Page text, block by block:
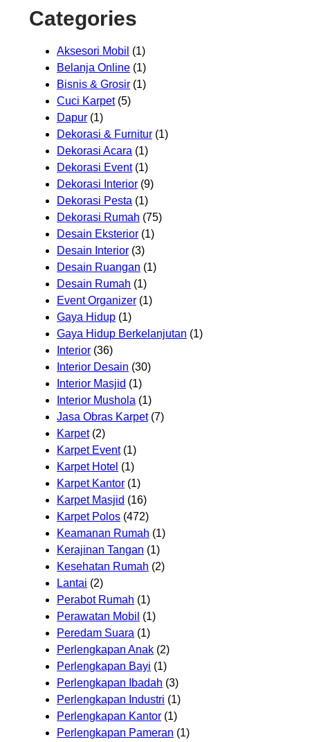
Categories
Aksesori Mobil (1)
Belanja Online (1)
Bisnis & Grosir (1)
Cuci Karpet(5)
Dapur (1)
Dekorasi & Furnitur (1)
Dekorasi Acara (1)
Dekorasi Event(1)
Dekorasi Interior (9)
Dekorasi Pesta (1)
Dekorasi Rumah (75)
Desain Eksterior (1)
Desain Interior (3)
Desain Ruangan (1)
Desain Rumah (1)
Event Organizer (1)
Gaya Hidup (1)
Gaya Hidup Berkelanjutan (1)
Interior (36)
Interior Desain (30)
Interior Masjid (1)
Interior Mushola (1)
Jasa Obras Karpet(7)
Karpet(2)
Karpet Event(1)
Karpet Hotel (1)
Karpet Kantor (1)
Karpet Masjid (16)
Karpet Polos (472)
Keamanan Rumah (1)
Kerajinan Tangan (1)
Kesehatan Rumah (2)
Lantai (2)
Perabot Rumah (1)
Perawatan Mobil (1)
Peredam Suara (1)
Perlengkapan Anak (2)
Perlengkapan Bayi (1)
Perlengkapan Ibadah (3)
Perlengkapan Industri (1)
Perlengkapan Kantor (1)
Perlengkapan Pameran (1)